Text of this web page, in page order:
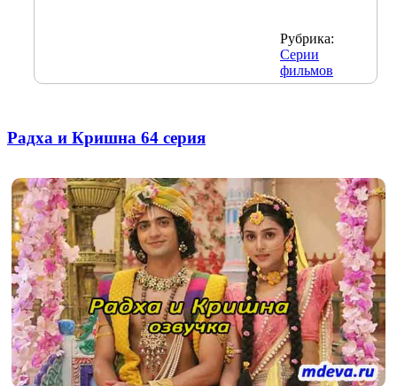
Рубрика:
Серии
фильмов
Радха и Кришна 64 серия